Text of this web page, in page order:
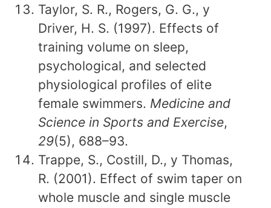
Taylor, S. R., Rogers, G. G., y
Driver, H. S. (1997). Effects of
training volume on sleep,
psychological, and selected
physiological profiles of elite
female swimmers. Medicine and
Science in Sports and Exercise,
29(5), 688–93.
Trappe, S., Costill, D., y Thomas,
R. (2001). Effect of swim taper on
whole muscle and single muscle